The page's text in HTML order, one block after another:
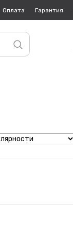
Оплата Гарантия